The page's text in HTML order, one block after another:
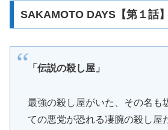
SAKAMOTO DAYS【第１話
「伝説の殺し屋」
最強の殺し屋がいた、その名
ての悪党が恐れる凄腕の殺し屋